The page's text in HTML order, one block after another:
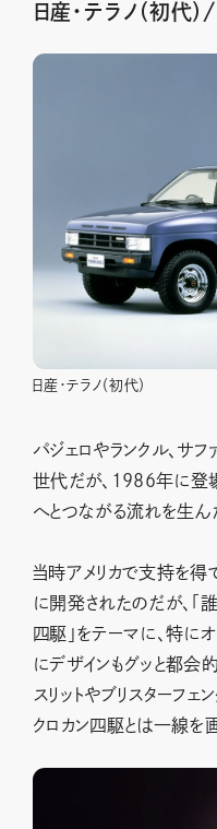
日産・テラノ（初代
日産・テラノ（初代）
パジェロやランクル、サ
世代だが、1986年に登
へとつながる流れを生ん
当時アメリカで支持を得
に開発されたのだが、「
四駆」をテーマに、特に
にデザインもグッと都会
スリットやブリスターフ
クロカン四駆とは一線を